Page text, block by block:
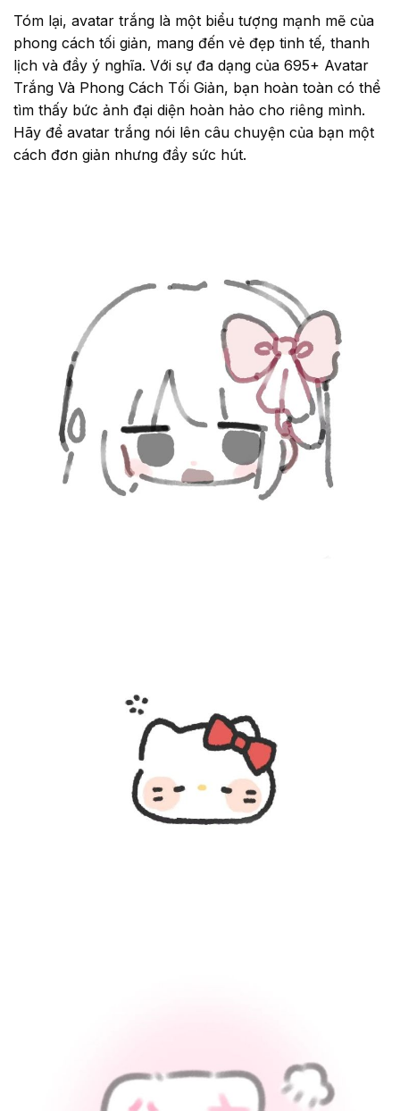
Tóm lại, avatar trắng là một biểu tượng mạnh mẽ của
phong cách tối giản, mang đến vẻ đẹp tinh tế, thanh
lịch và đầy ý nghĩa. Với sự đa dạng của 695+ Avatar
Trắng Và Phong Cách Tối Giản, bạn hoàn toàn có thể
tìm thấy bức ảnh đại diện hoàn hảo cho riêng mình.
Hãy để avatar trắng nói lên câu chuyện của bạn một
cách đơn giản nhưng đầy sức hút.